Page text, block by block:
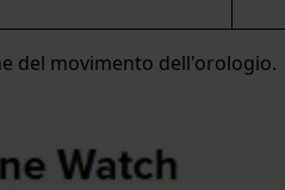
del movimento dell'orologio.